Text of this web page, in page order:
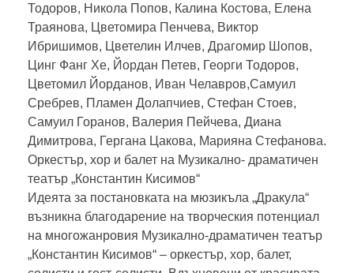
Тодоров, Никола Попов, Калина Костова, Елена
Траянова, Цветомира Пенчева, Виктор
Ибришимов, Цветелин Илчев, Драгомир Шопов,
Цинг Фанг Хе, Йордан Петев, Георги Тодоров,
Цветомил Йорданов, Иван Челавров,Самуил
Сребрев, Пламен Долапчиев, Стефан Стоев,
Самуил Горанов, Валерия Пейчева, Диана
Димитрова, Гергана Цакова, Марияна Стефанова.
Оркестър, хор и балет на Музикално- драматичен
театър „Константин Кисимов“
Идеята за постановката на мюзикъла „Дракула“
възникна благодарение на творческия потенциал
на многожанровия Музикално-драматичен театър
„Константин Кисимов“ – оркестър, хор, балет,